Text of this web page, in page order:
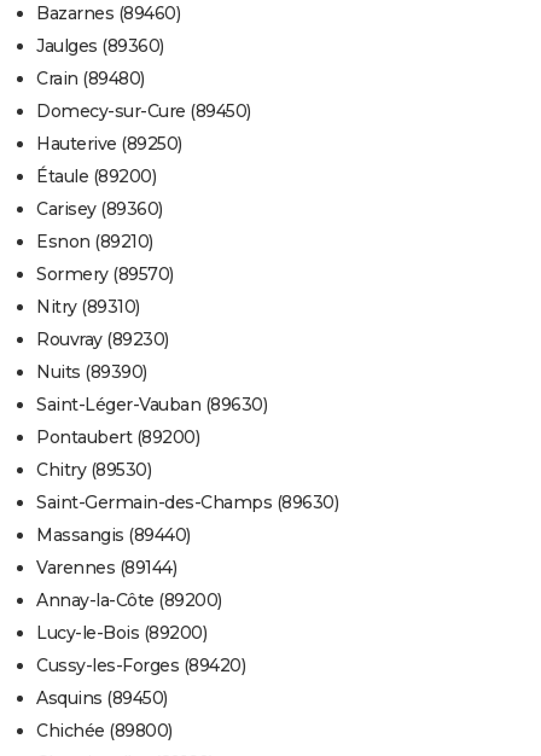
Bazarnes (89460)
Jaulges (89360)
Crain (89480)
Domecy-sur-Cure (89450)
Hauterive (89250)
Étaule (89200)
Carisey (89360)
Esnon (89210)
Sormery (89570)
Nitry (89310)
Rouvray (89230)
Nuits (89390)
Saint-Léger-Vauban (89630)
Pontaubert (89200)
Chitry (89530)
Saint-Germain-des-Champs (89630)
Massangis (89440)
Varennes (89144)
Annay-la-Côte (89200)
Lucy-le-Bois (89200)
Cussy-les-Forges (89420)
Asquins (89450)
Chichée (89800)